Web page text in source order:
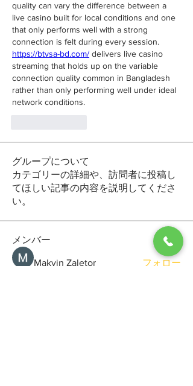
quality can vary the difference between a
live casino built for local conditions and one
that only performs well with a strong
https://btvsa-bd.com/ delivers live casino
streaming that holds up on the variable
connection quality common in Bangladesh
rather than only performing well under ideal
network conditions.
グループについて
カテゴリーの詳細や、訪問者に投稿し
てほしい記事の内容を説明してくださ
い。
メンバー
Makvin Zaletor フォロー